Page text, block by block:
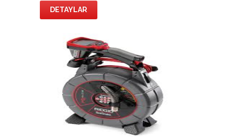
DETAYLAR